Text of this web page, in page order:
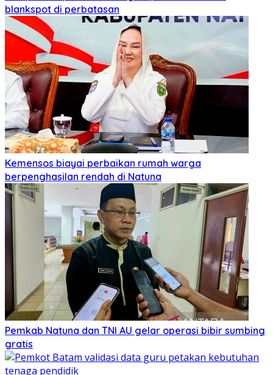
blankspot di perbatasan
Kemensos biayai perbaikan rumah warga
berpenghasilan rendah di Natuna
Pemkab Natuna dan TNI AU gelar operasi bibir sumbing
gratis